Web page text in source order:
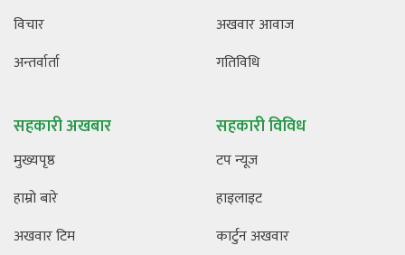
विचार
अन्तर्वार्ता
अखवार आवाज
गतिविधि
सहकारी अखबार
मुख्यपृष्ठ
हाम्रो बारे
अखवार टिम
सहकारी विविध
टप न्यूज
हाइलाइट
कार्टुन अखवार